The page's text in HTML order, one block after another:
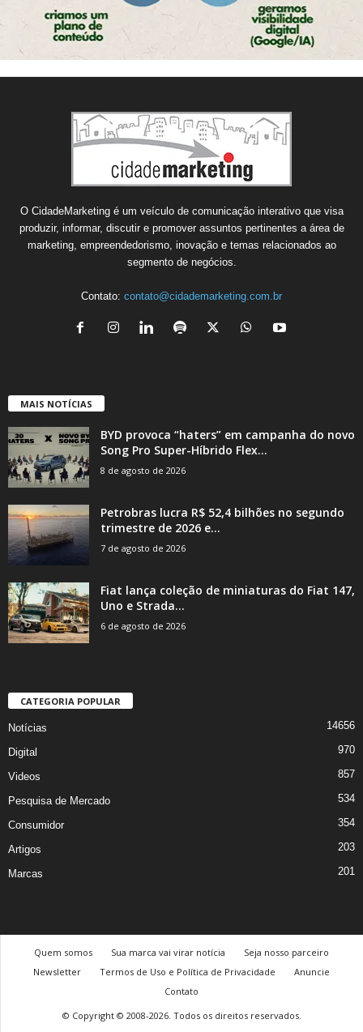
O CidadeMarketing é um veículo de comunicação interativo que visa
produzir, informar, discutir e promover assuntos pertinentes a área de
marketing, empreendedorismo, inovação e temas relacionados ao
segmento de negócios.
Contato: contato@cidademarketing.com.br
MAIS NOTÍCIAS
BYD provoca “haters” em campanha do novo
Song Pro Super-Híbrido Flex...
8 de agosto de 2026
Petrobras lucra R$ 52,4 bilhões no segundo
trimestre de 2026 e...
7 de agosto de 2026
Fiat lança coleção de miniaturas do Fiat 147,
Uno e Strada...
6 de agosto de 2026
CATEGORIA POPULAR
Notícias 14656
Digital 970
Videos 857
Pesquisa de Mercado 534
Consumidor 354
Artigos 203
Marcas 201
Quem somos Sua marca vai virar notícia
Seja nosso parceiro
Newsletter
Termos de Uso e Política de Privacidade
Anuncie
Contato
© Copyright © 2008-2026. Todos os direitos reservados.